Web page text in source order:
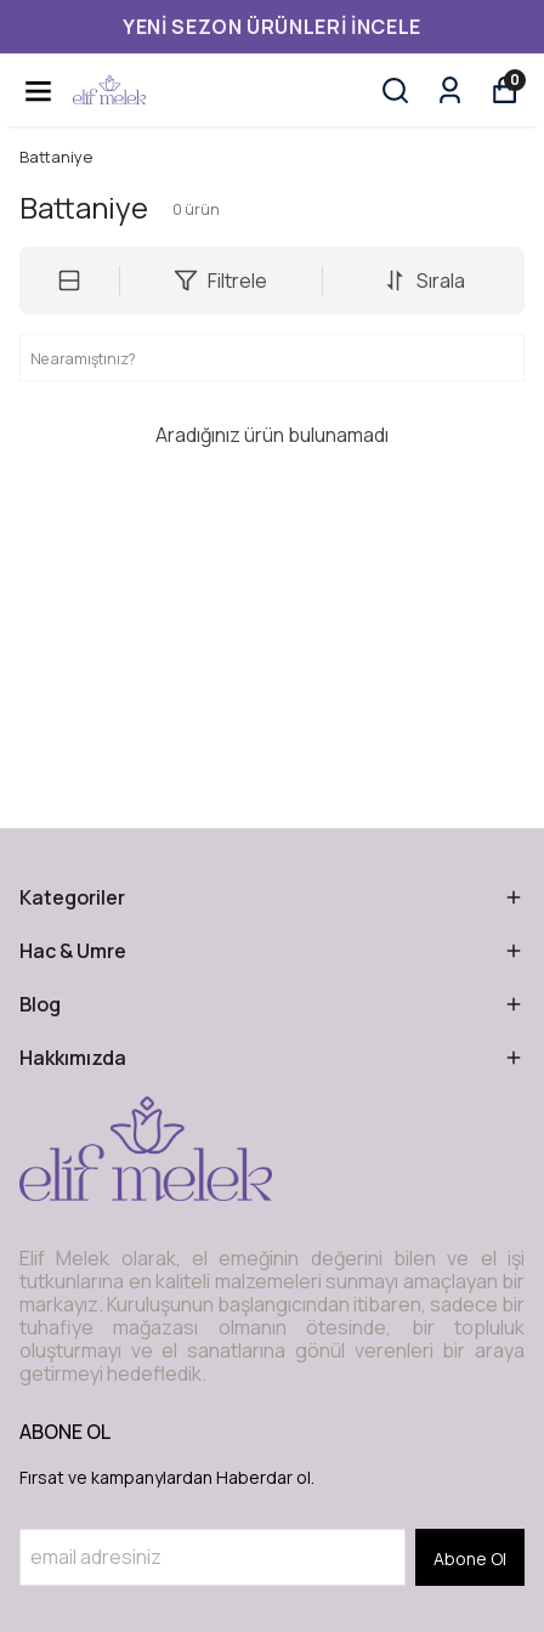
YENI SEZON ÜRÜNLERI İNCELE
0
Battaniye
Battaniye 0 ürün
Filtrele Sırala
Aradığınız ürün bulunamadı
Kategoriler
Hac & Umre
Blog
Hakkımızda
Elif Melek olarak, el emeğinin değerini bilen ve el işi
tutkunlarına en kaliteli malzemeleri sunmayı amaçlayan bir
markayız. Kuruluşunun başlangıcından itibaren, sadece bir
tuhafiye mağazası olmanın ötesinde, bir topluluk
oluşturmayı ve el sanatlarına gönül verenleri bir araya
getirmeyi hedefledik.
ABONE OL
Fırsat ve kampanylardan Haberdar ol.
Abone Ol